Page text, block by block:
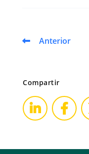
Anterior
Compartir